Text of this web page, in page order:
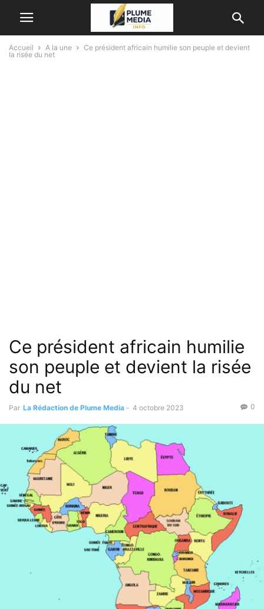
Accueil A la une
Ce président africain humilie son peuple et devient
la risée du net
Ce président africain humilie
son peuple et devient la risée
du net
Par La Rédaction de Plume Media - 4 octobre 2023 0